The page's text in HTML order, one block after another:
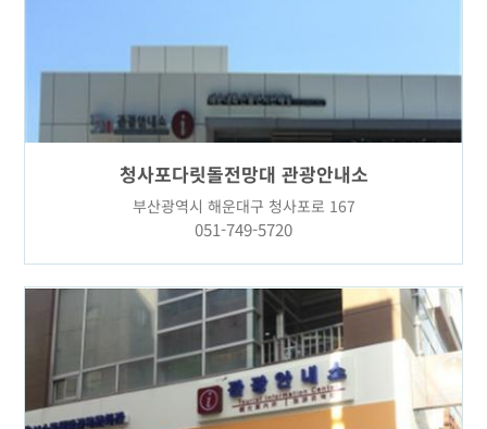
청사포다릿돌전망대 관광안내소
부산광역시 해운대구 청사포로 167
051-749-5720